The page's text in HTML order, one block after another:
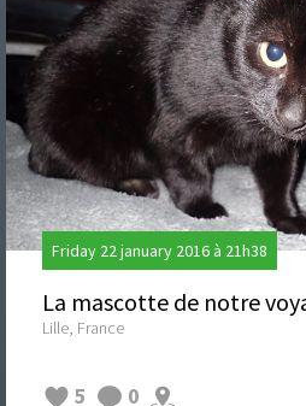
Friday 22 january 2016 à 21h38
La mascotte de notre
Lille, France
5 0